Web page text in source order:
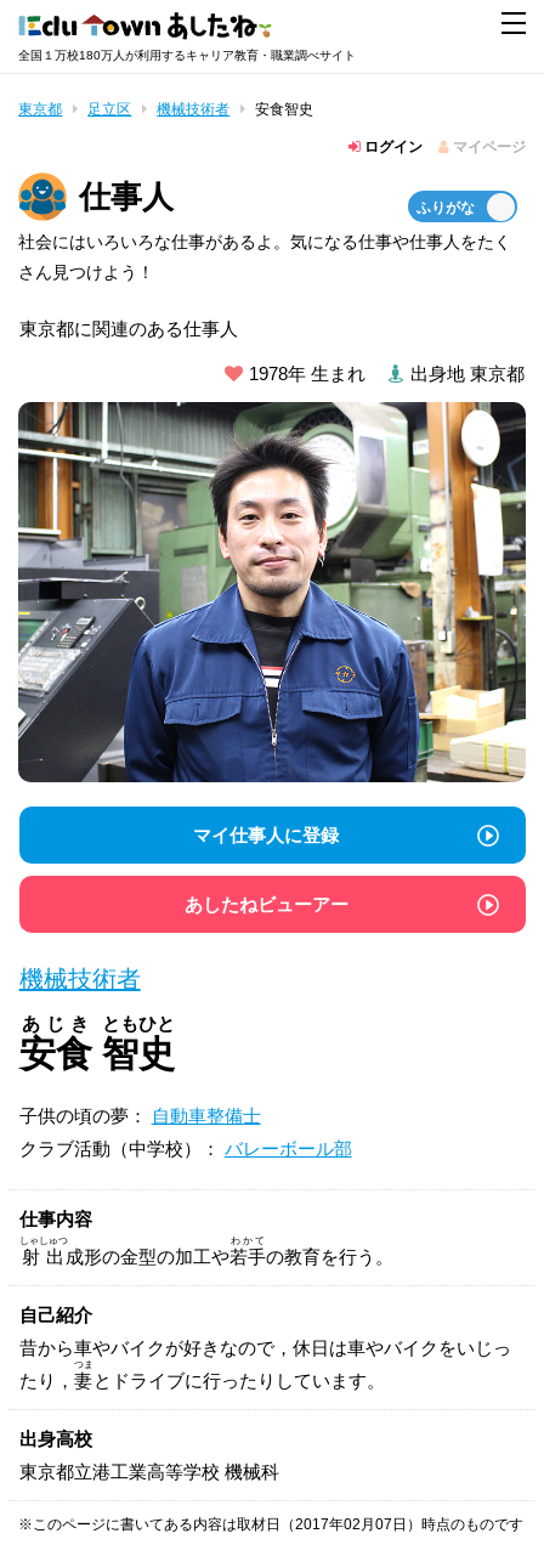
全国１万校180万人が利用するキャリア教育・職業調べサイト
東京都 足立区 機械技術者 安食智史
ログイン マイページ
仕事人
社会にはいろいろな仕事があるよ。気になる仕事や仕事人をたく
さん見つけよう！
東京都に関連のある仕事人
1978年 生まれ 出身地 東京都
マイ仕事人に登録
あしたねビューアー
機械技術者
安食
あじき
智史
ともひと
子供の頃の夢：
自動車整備士
クラブ活動（中学校）： バレーボール部
仕事内容
射出
しゃしゅつ
成形の金型の加工や若手
わかて
の教育を行う。
自己紹介
昔から車やバイクが好きなので，休日は車やバイクをいじっ
たり， 妻
つま
とドライブに行ったりしています。
出身高校
東京都立港工業高等学校 機械科
※このページに書いてある内容は取材日（2017年02月07日）時点のものです